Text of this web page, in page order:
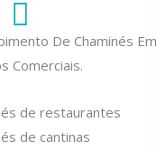
De Chaminés Em
Comerciais.
de restaurantes
de cantinas